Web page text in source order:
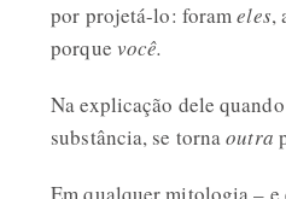
por projetá-lo: forameles,
porque você.
Na explicação dele
substância, se tornaoutra